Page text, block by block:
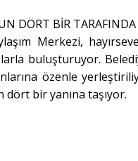
DÖRT BİR TARAFINDA
Merkezi,
buluşturuyor.
özenle
dört bir yanına taşıyor.